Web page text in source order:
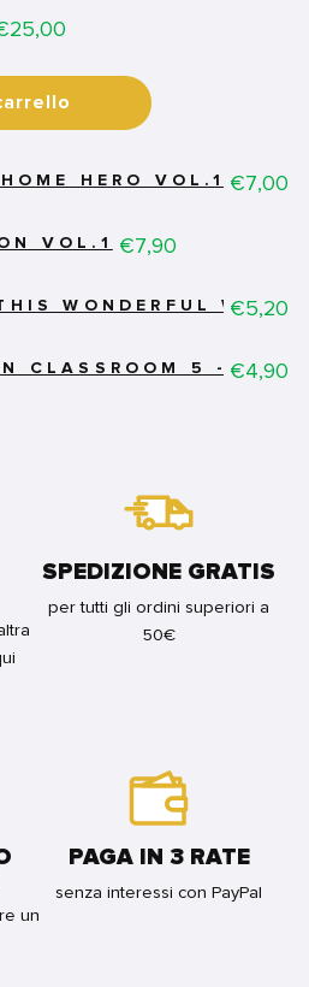
HERO VOL.13Price
€7,00
VOL.1 Price
€7,90
WONDERFUL Price
€5,20
CLASSROOM 5 - Price
€4,90
SPEDIZIONE GRATIS
per tutti gli ordini superiori a
50€
un
PAGA IN 3 RATE
senza interessi con PayPal